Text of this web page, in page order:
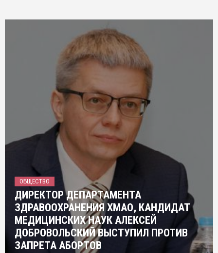
ОБЩЕСТВО
ДИРЕКТОР ДЕПАРТАМЕНТА
ЗДРАВООХРАНЕНИЯ ХМАО, КАНДИДАТ
МЕДИЦИНСКИХ НАУК АЛЕКСЕЙ
ДОБРОВОЛЬСКИЙ ВЫСТУПИЛ ПРОТИВ
ЗАПРЕТА АБОРТОВ